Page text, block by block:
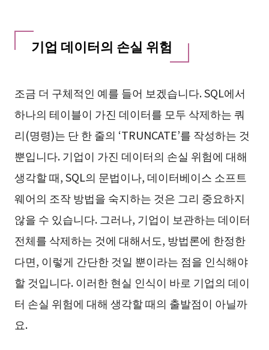
기업 데이터의 손실 위험
조금 더 구체적인 예를 들어 보겠습니다. SQL에서
하나의 테이블이 가진 데이터를 모두 삭제하는 쿼
리(명령)는 단 한 줄의 ‘TRUNCATE’를 작성하는 것
뿐입니다. 기업이 가진 데이터의 손실 위험에 대해
생각할 때, SQL의 문법이나, 데이터베이스 소프트
웨어의 조작 방법을 숙지하는 것은 그리 중요하지
않을 수 있습니다. 그러나, 기업이 보관하는 데이터
전체를 삭제하는 것에 대해서도, 방법론에 한정한
다면, 이렇게 간단한 것일 뿐이라는 점을 인식해야
할 것입니다. 이러한 현실 인식이 바로 기업의 데이
터 손실 위험에 대해 생각할 때의 출발점이 아닐까
요.